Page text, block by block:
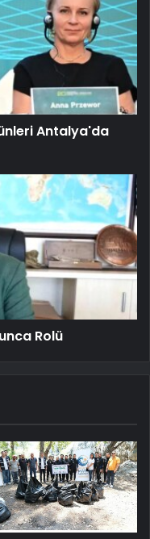
Antalya'da
Rolü